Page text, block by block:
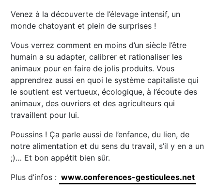
Venez à la découverte de l’élevage intensif, un
monde chatoyant et plein de surprises !
Vous verrez comment en moins d’un siècle l’être
humain a su adapter, calibrer et rationaliser les
animaux pour en faire de jolis produits. Vous
apprendrez aussi en quoi le système capitaliste qui
le soutient est vertueux, écologique, à l’écoute des
animaux, des ouvriers et des agriculteurs qui
travaillent pour lui.
Poussins ! Ça parle aussi de l’enfance, du lien, de
notre alimentation et du sens du travail, s’il y en a un
;)… Et bon appétit bien sûr.
Plus d’infos : www.conferences-gesticulees.net